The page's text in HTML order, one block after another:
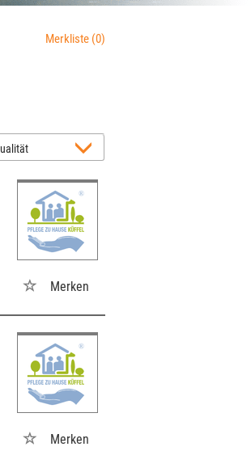
Merkliste (0)
Merken
Merken